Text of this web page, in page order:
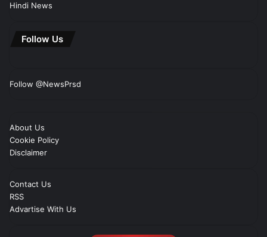
Hindi News
Follow Us
Follow @NewsPrsd
About Us
Cookie Policy
Disclaimer
Contact Us
RSS
Advartise With Us